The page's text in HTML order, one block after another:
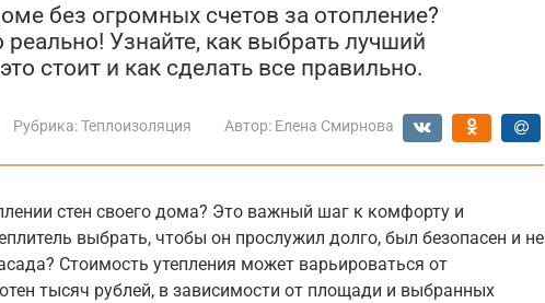
без огромных счетов за отопление?
реально! Узнайте, как выбрать лучший
стоит и как сделать все правильно.
Рубрика:Теплоизоляция Автор: Елена Смирнова
стен своего дома? Это важный шаг к комфорту и
выбрать, чтобы он прослужил долго, был безопасен и не
Стоимость утепления может варьироваться от
тысяч рублей, в зависимости от площади и выбранных